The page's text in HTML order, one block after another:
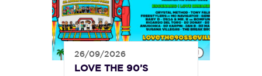
26/09/2026
LOVE THE 90’S